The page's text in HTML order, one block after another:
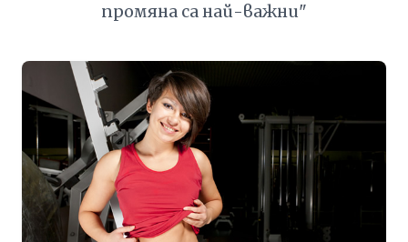
промяна са най-важни"